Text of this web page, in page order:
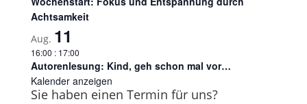
Achtsamkeit
Aug. 11
16:00 : 17:00
Autorenlesung: Kind, geh schon mal vor…
Kalender anzeigen
Sie haben einen Termin für uns?